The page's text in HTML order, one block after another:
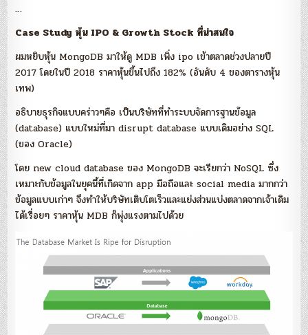
…
Case Study หุ้น IPO & Growth Stock ที่น่าสนใจ
ผมหยิบหุ้น MongoDB มาให้ดู MDB เพิ่ง ipo เข้าตลาดช่วงปลายปี
2017 โดยในปี 2018 ราคาหุ้นขึ้นไปถึง 182% (อันดับ 4 ของตารางหุ้น
เทพ)
อธิบายธุรกิจแบบคร่าวๆคือ เป็นบริษัทที่ทำระบบจัดการฐานข้อมูล
(database) แบบใหม่ที่มา disrupt database แบบเดิมอย่าง SQL
(ของ Oracle)
โดย new cloud database ของ MongoDB จะเรียกว่า NoSQL ซึ่ง
เหมาะกับข้อมูลในยุคนี้ที่เกิดจาก app มือถือและ social media มากกว่า
ข้อมูลแบบเก่าๆ จึงทำให้บริษัทเติบโตเร็วและแย่งส่วนแบ่งตลาดจากเจ้าเดิม
ได้เรื่อยๆ ราคาหุ้น MDB ก็พุ่งแรงตามไปด้วย